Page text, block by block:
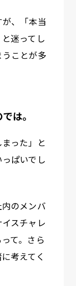
、「本当
迷ってし
ことが多
は。
まった」と
ぱいでし
のメンバ
スチャレ
て。さら
考えてく